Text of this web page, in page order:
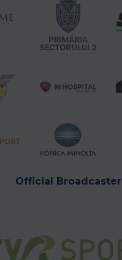
Official Broadcaster